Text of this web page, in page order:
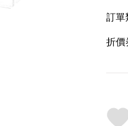
訂單
折價